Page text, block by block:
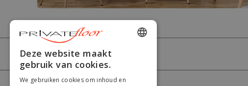
PRIVATEFLOOR
DUTCH
Deze website maakt
gebruik van cookies.
We gebruiken cookies om inhoud en